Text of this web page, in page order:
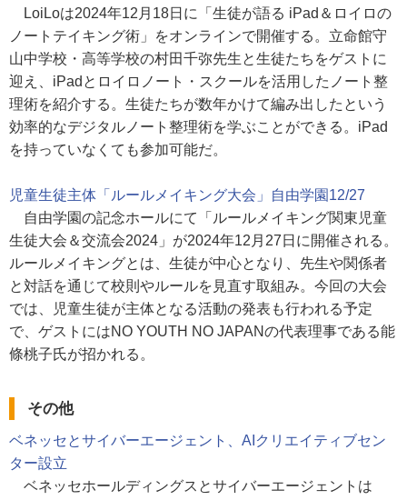
LoiLoは2024年12月18日に「生徒が語る iPad＆ロイロの
ノートテイキング術」をオンラインで開催する。立命館守
山中学校・高等学校の村田千弥先生と生徒たちをゲストに
迎え、iPadとロイロノート・スクールを活用したノート整
理術を紹介する。生徒たちが数年かけて編み出したという
効率的なデジタルノート整理術を学ぶことができる。iPad
を持っていなくても参加可能だ。
児童生徒主体「ルールメイキング大会」自由学園12/27
自由学園の記念ホールにて「ルールメイキング関東児童
生徒大会＆交流会2024」が2024年12月27日に開催される。
ルールメイキングとは、生徒が中心となり、先生や関係者
と対話を通じて校則やルールを見直す取組み。今回の大会
では、児童生徒が主体となる活動の発表も行われる予定
で、ゲストにはNO YOUTH NO JAPANの代表理事である能
條桃子氏が招かれる。
その他
ベネッセとサイバーエージェント、AIクリエイティブセン
ター設立
ベネッセホールディングスとサイバーエージェントは